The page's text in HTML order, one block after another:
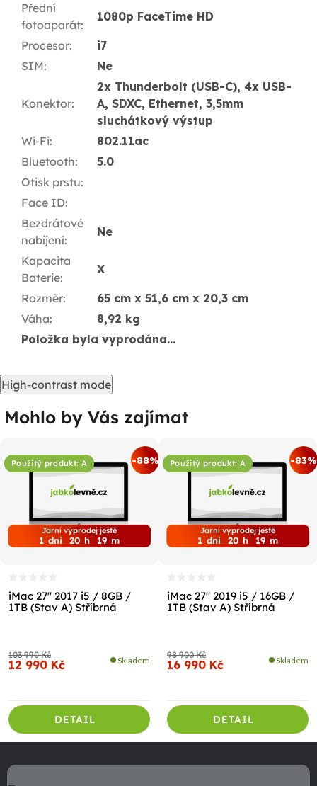
Přední
fotoaparát:
1080p FaceTime HD
Procesor:
i7
SIM: Ne
Konektor:
2x Thunderbolt (USB-C), 4x USB-
A, SDXC, Ethernet, 3,5mm
sluchátkový výstup
Wi-Fi:
802.11ac
Bluetooth:
5.0
Otisk prstu:
Face ID:
Bezdrátové
nabíjení:
Ne
Kapacita
Baterie:
X
Rozměr:
65 cm x 51,6 cm x 20,3 cm
Váha:
8,92 kg
Položka byla vyprodána…
High-contrast mode
Mohlo by Vás zajímat
Použitý produkt: A -88%
Jarní výprodej ještě
1 dni 20 h 19 m
iMac 27" 2017 i5 / 8GB /
1TB (Stav A) Stříbrná
103 990 Kč
12 990 Kč Skladem
DETAIL
Použitý produkt: A -83%
Jarní výprodej ještě
1 dni 20 h 19 m
iMac 27" 2019 i5 / 16GB /
1TB (Stav A) Stříbrná
98 900 Kč
16 990 Kč Skladem
DETAIL
á